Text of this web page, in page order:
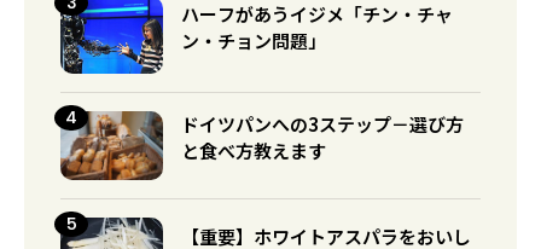
ハーフがあうイジメ「チン・チャ
ン・チョン問題」
ドイツパンへの3ステップ－選び方
と食べ方教えます
【重要】ホワイトアスパラをおいし